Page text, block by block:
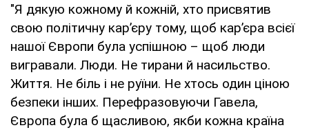
"Я дякую кожному й кожній, хто присвятив
свою політичну кар’єру тому, щоб кар’єра всієї
нашої Європи була успішною – щоб люди
вигравали. Люди. Не тирани й насильство.
Життя. Не біль і не руїни. Не хтось один ціною
безпеки інших. Перефразовуючи Гавела,
Європа була б щасливою, якби кожна країна